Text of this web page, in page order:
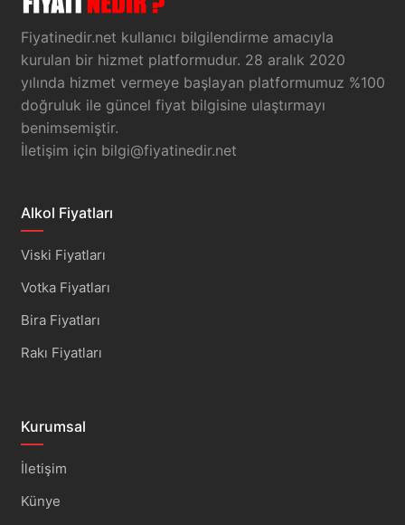
Fiyatinedir.net kullanıcı bilgilendirme amacıyla
kurulan bir hizmet platformudur. 28 aralık 2020
yılında hizmet vermeye başlayan platformumuz %100
doğruluk ile güncel fiyat bilgisine ulaştırmayı
benimsemiştir.
İletişim için bilgi@fiyatinedir.net
Alkol Fiyatları
Viski Fiyatları
Votka Fiyatları
Bira Fiyatları
Rakı Fiyatları
Kurumsal
İletişim
Künye